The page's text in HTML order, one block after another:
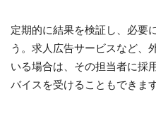
定期的に結果を検証し、必要
う。求人広告サービスなど、
いる場合は、その担当者に採
バイスを受けることもできます